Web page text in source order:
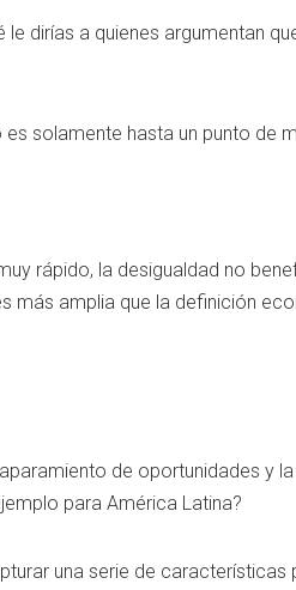
dirías a quienes argumentan
solamente hasta un punto de
rápido, la desigualdad no
más amplia que la definición
de oportunidades y
para América Latina?
una serie de características